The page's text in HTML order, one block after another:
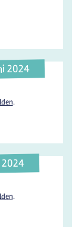
2024
.
.